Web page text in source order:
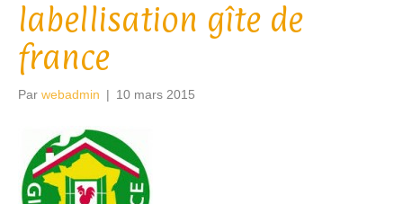
labellisation gîte de
france
Par webadmin | 10 mars 2015